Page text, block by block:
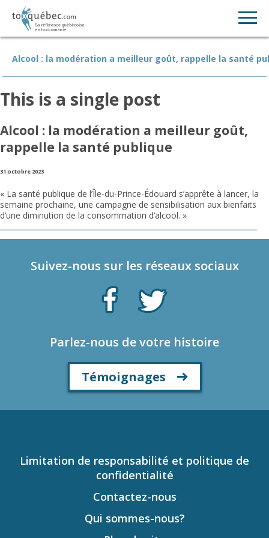
Alcool : la modération a meilleur goût, rappelle la santé
This is a single post
Alcool : la modération a meilleur goût,
rappelle la santé publique
31 octobre 2023
« La santé publique de l’Île-du-Prince-Édouard s’apprête à lancer, la
semaine prochaine, une campagne de sensibilisation aux bienfaits
d’une diminution de la consommation d’alcool. »
Suivez-nous sur les réseaux sociaux
Parlez-nous de votre histoire
Témoignages
Limitation de responsabilité et politique de
confidentialité
Contactez-nous
Qui sommes-nous?